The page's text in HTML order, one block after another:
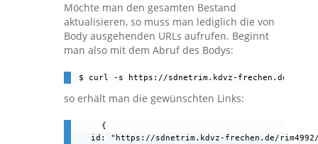
Möchte man den gesamten Bestand
aktualisieren, so muss man lediglich die von
Body ausgehenden URLs aufrufen. Beginnt
man also mit dem Abruf des Bodys:
$ curl -s https://sdnetrim.kdvz-frechen.de/
so erhält man die gewünschten Links:
{
id: "https://sdnetrim.kdvz-frechen.de/